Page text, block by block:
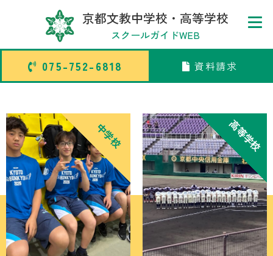
075-752-6818
トップページ
中学校部活TOP
高等学校部活TOP
卒業生メッセージ
京都文教中学校・高等学校
スクールガイドWEB
075-752-6818 資料請求
中学校 高等学校